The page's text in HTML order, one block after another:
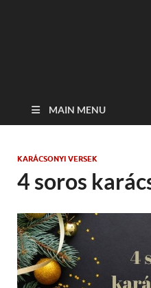
MAIN MENU
KARÁCSONYI VERSEK
4 soros